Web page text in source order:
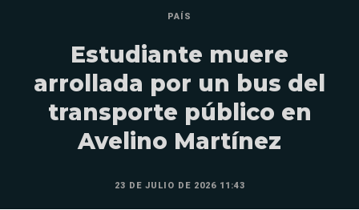
PAÍS
Estudiante muere
arrollada por un bus del
transporte público en
Avelino Martínez
23 DE JULIO DE 2026 11:43